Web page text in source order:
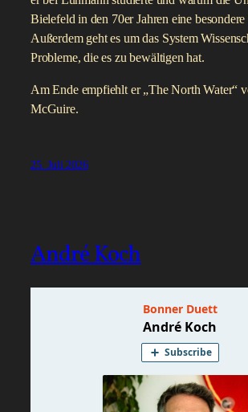
Bielefeld in den 70er Jahren eine
Außerdem geht es um das System
Probleme, die es zu bewältigen hat.
Am Ende empfiehlt er „The North Water“
McGuire.
25. Juli 2026
André Koch